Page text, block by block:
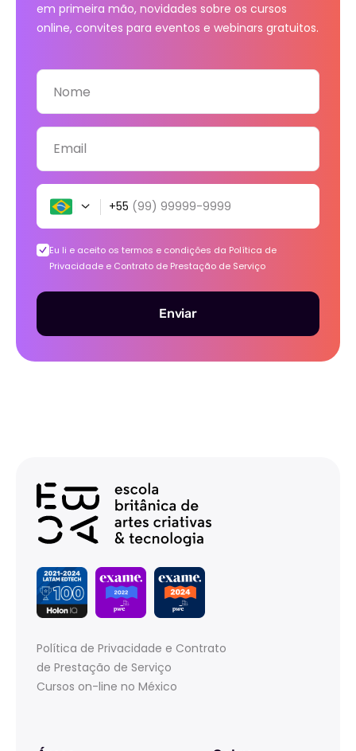
em primeira mão, novidades sobre os cursos
online, convites para eventos e webinars gratuitos.
Nome
Email
+55 (99) 99999-9999
Eu li e aceito os termos e condições da Política de
Privacidade e Contrato de Prestação de Serviço
Enviar
Política de Privacidade e Contrato
de Prestação de Serviço
Cursos on-line no México